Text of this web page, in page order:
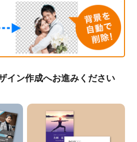
イン作成へお進みください